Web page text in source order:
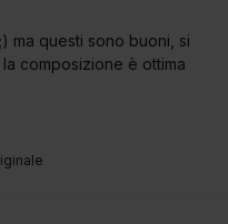
ma questi sono buoni, si
composizione è ottima